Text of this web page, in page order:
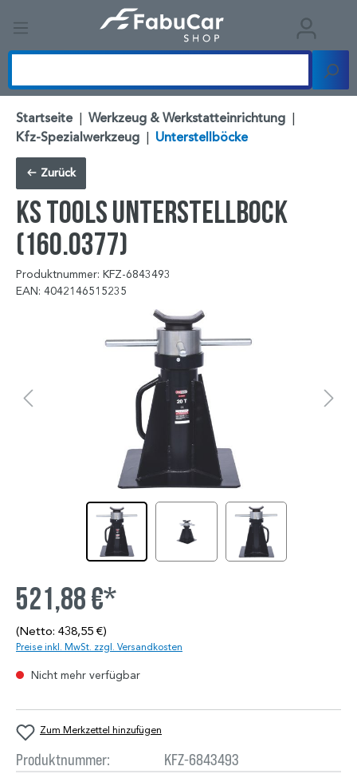
Startseite | Werkzeug & Werkstatteinrichtung |
Kfz-Spezialwerkzeug | Unterstellböcke
Zurück
KS TOOLS Unterstellbock
(160.0377)
Produktnummer: KFZ-6843493
EAN: 4042146515235
521,88 €*
(Netto: 438,55 €)
Preise inkl. MwSt. zzgl. Versandkosten
Nicht mehr verfügbar
Zum Merkzettel hinzufügen
Produktnummer:
KFZ-6843493